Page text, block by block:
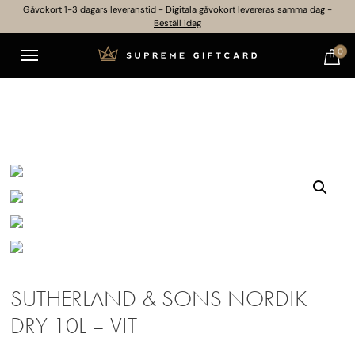
Gåvokort 1-3 dagars leveranstid - Digitala gåvokort levereras samma dag -
Beställ idag
0
SUTHERLAND & SONS NORDIK
DRY 10L – VIT